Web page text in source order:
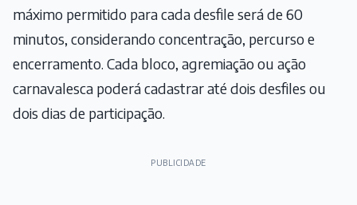
máximo permitido para cada desfile será de 60
minutos, considerando concentração, percurso e
encerramento. Cada bloco, agremiação ou ação
carnavalesca poderá cadastrar até dois desfiles ou
dois dias de participação.
PUBLICIDADE